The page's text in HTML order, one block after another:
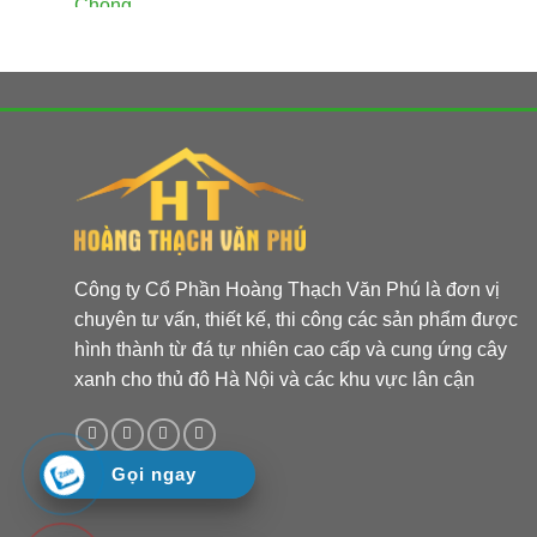
Dễ
Đá tổ
Ứng
Đá ong
Mẫu đá
vườn và
Đá
Công ty Cổ Phần Hoàng Thạch Văn Phú là đơn vị
chuyên tư vấn, thiết kế, thi công các sản phẩm được
hình thành từ đá tự nhiên cao cấp và cung ứng cây
xanh cho thủ đô Hà Nội và các khu vực lân cận
Gọi ngay